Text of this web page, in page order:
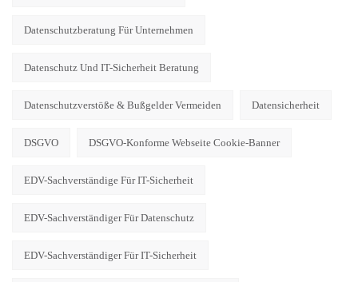
Datenschutzberatung Für Unternehmen
Datenschutz Und IT-Sicherheit Beratung
Datenschutzverstöße & Bußgelder Vermeiden Datensicherheit
DSGVO DSGVO-Konforme Webseite Cookie-Banner
EDV-Sachverständige Für IT-Sicherheit
EDV-Sachverständiger Für Datenschutz
EDV-Sachverständiger Für IT-Sicherheit